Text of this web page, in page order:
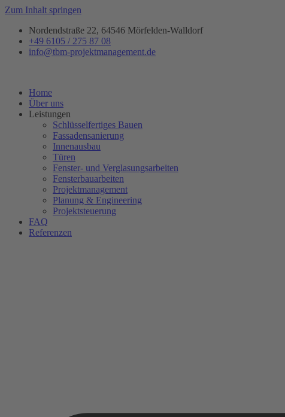
Zum Inhalt springen
Nordendstraße 22, 64546 Mörfelden-Walldorf
+49 6105 / 275 87 08
info@tbm-projektmanagement.de
Home
Über uns
Leistungen
Schlüsselfertiges Bauen
Fassadensanierung
Innenausbau
Türen
Fenster- und Verglasungsarbeiten
Fensterbauarbeiten
Projektmanagement
Planung & Engineering
Projektsteuerung
FAQ
Referenzen